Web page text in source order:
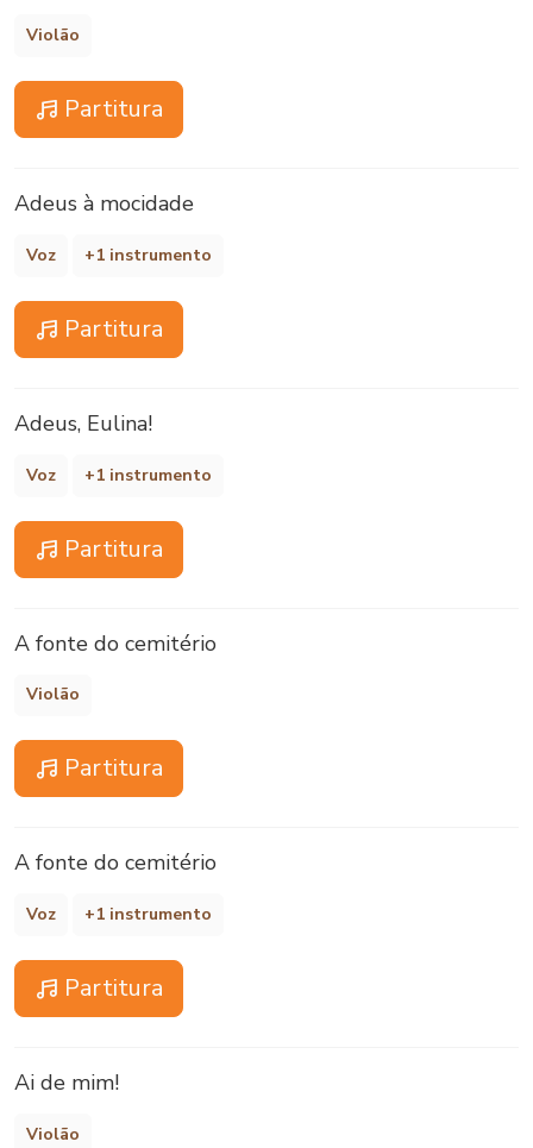
Violão
Partitura
Adeus à mocidade
Voz +1 instrumento
Partitura
Adeus, Eulina!
Voz +1 instrumento
Partitura
A fonte do cemitério
Violão
Partitura
A fonte do cemitério
Voz +1 instrumento
Partitura
Ai de mim!
Violão